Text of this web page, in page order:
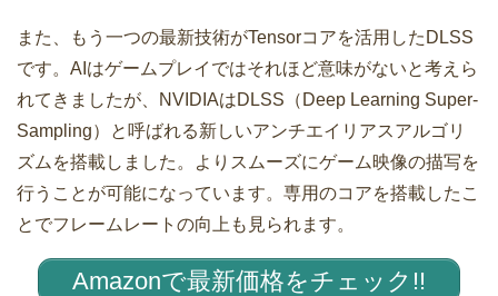
また、もう一つの最新技術がTensorコアを活用したDLSS
です。AIはゲームプレイではそれほど意味がないと考えら
れてきましたが、NVIDIAはDLSS（Deep Learning Super-
Sampling）と呼ばれる新しいアンチエイリアスアルゴリ
ズムを搭載しました。よりスムーズにゲーム映像の描写を
行うことが可能になっています。専用のコアを搭載したこ
とでフレームレートの向上も見られます。
Amazonで最新価格をチェック!!